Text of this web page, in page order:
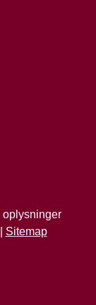
oplysninger
Sitemap